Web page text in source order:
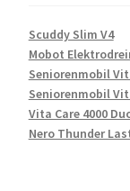
Scuddy Slim V4
Mobot
Seniorenmobil
Seniorenmobil
Vita Care 4000
Nero Thunder